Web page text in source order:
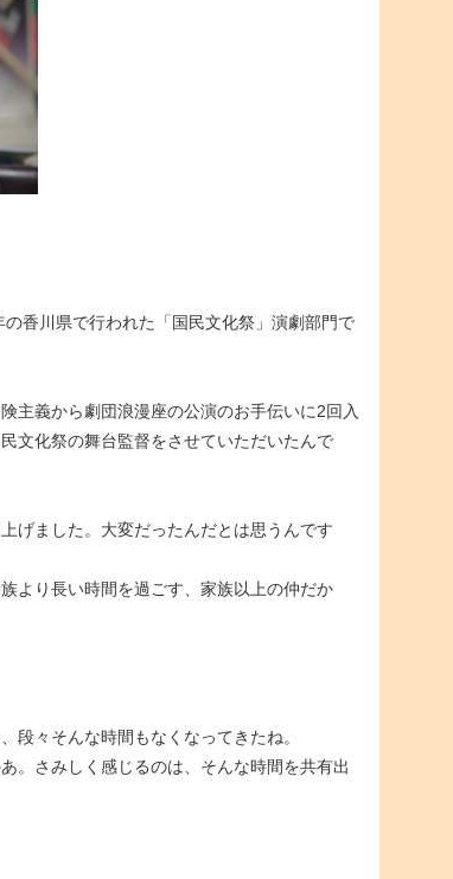
香川県で行われた「国民文化祭」演劇部門で
主義から劇団浪漫座の公演のお手伝いに2回入
文化祭の舞台監督をさせていただいたんで
げました。大変だったんだとは思うんです
より長い時間を過ごす、家族以上の仲だか
々そんな時間もなくなってきたね。
。さみしく感じるのは、そんな時間を共有出